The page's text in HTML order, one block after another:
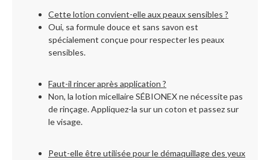
Cette lotion convient-elle aux peaux sensibles ?
Oui, sa formule douce et sans savon est
spécialement conçue pour respecter les peaux
sensibles.
Faut-il rincer après application ?
Non, la lotion micellaire SÉBIONEX ne nécessite pas
de rinçage. Appliquez-la sur un coton et passez sur
le visage.
Peut-elle être utilisée pour le démaquillage des yeux